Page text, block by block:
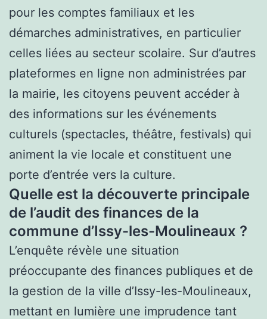
pour les comptes familiaux et les
démarches administratives, en particulier
celles liées au secteur scolaire. Sur d’autres
plateformes en ligne non administrées par
la mairie, les citoyens peuvent accéder à
des informations sur les événements
culturels (spectacles, théâtre, festivals) qui
animent la vie locale et constituent une
porte d’entrée vers la culture.
Quelle est la découverte principale
de l’audit des finances de la
commune d’Issy-les-Moulineaux ?
L’enquête révèle une situation
préoccupante des finances publiques et de
la gestion de la ville d’Issy-les-Moulineaux,
mettant en lumière une imprudence tant